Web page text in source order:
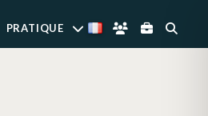
PRATIQUE